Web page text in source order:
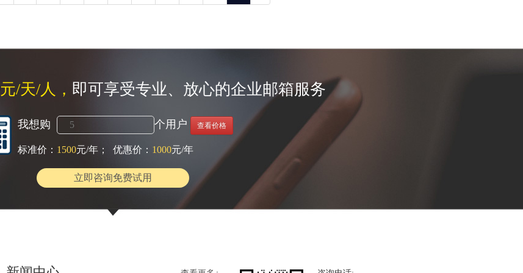
元/天/人， 即可享受专业、放心的企业邮箱服务
我想购 个用户 查看价格
标准价： 1500元/年； 优惠价： 1000元/年
立即咨询免费试用